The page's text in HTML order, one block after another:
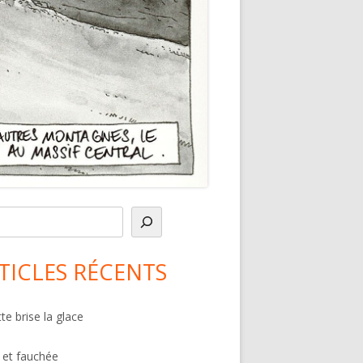
RÉCENTS
brise la glace
et fauchée